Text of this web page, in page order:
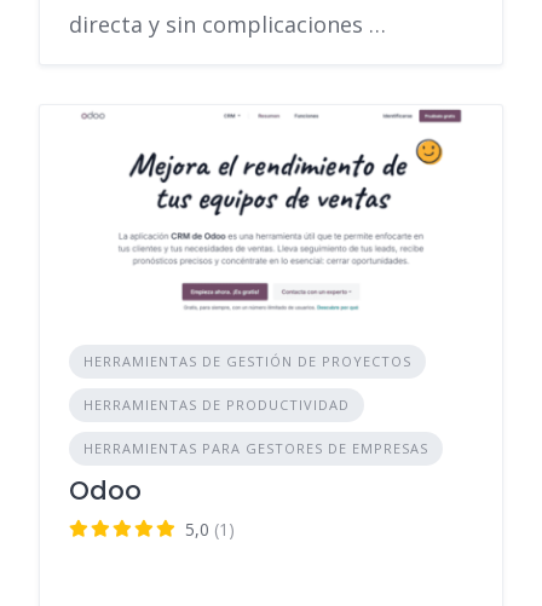
directa y sin complicaciones …
HERRAMIENTAS DE GESTIÓN DE PROYECTOS
HERRAMIENTAS DE PRODUCTIVIDAD
HERRAMIENTAS PARA GESTORES DE EMPRESAS
Odoo
5,0 (1)